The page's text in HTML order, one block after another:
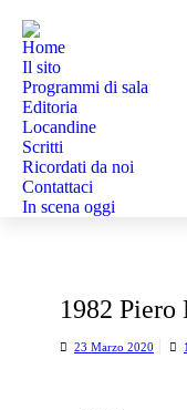
Home
Il sito
Programmi di sala
Editoria
Locandine
Scritti
Ricordati da noi
Contattaci
In scena oggi
1982
23 Marzo 2020